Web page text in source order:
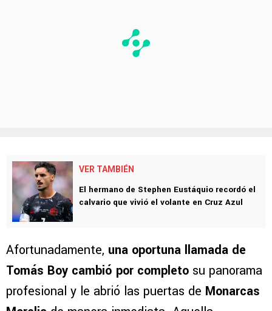
VER TAMBIÉN
El hermano de Stephen Eustáquio recordó el
calvario que vivió el volante en Cruz Azul
Afortunadamente, una oportuna llamada de
Tomás Boy cambió por completo su panorama
profesional y le abrió las puertas de Monarcas